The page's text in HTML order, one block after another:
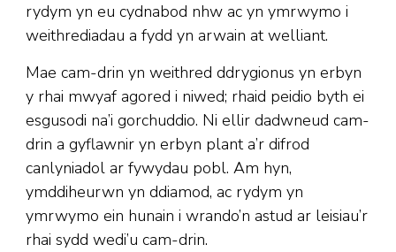
rydym yn eu cydnabod nhw ac yn ymrwymo i
weithrediadau a fydd yn arwain at welliant.
Mae cam-drin yn weithred ddrygionus yn erbyn
y rhai mwyaf agored i niwed; rhaid peidio byth ei
esgusodi na’i gorchuddio. Ni ellir dadwneud cam-
drin a gyflawnir yn erbyn plant a’r difrod
canlyniadol ar fywydau pobl. Am hyn,
ymddiheurwn yn ddiamod, ac rydym yn
ymrwymo ein hunain i wrando’n astud ar leisiau’r
rhai sydd wedi’u cam-drin.